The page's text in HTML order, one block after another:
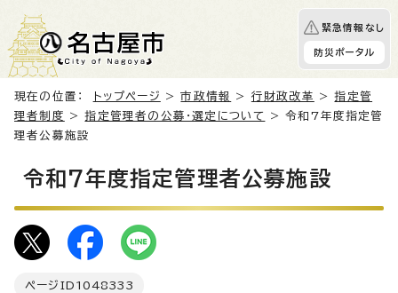
緊急情報なし
防災ポータル
現在の位置： トップページ >市政情報 > 行財政改革 >指定管
理者制度
>指定管理者の公募・選定について
> 令和7年度指定管
理者公募施設
令和7年度指定管理者公募施設
ページID 1048333